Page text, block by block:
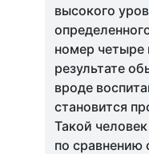
высокого
номер четыре
результате
вроде
становится
Такой
по сравнению